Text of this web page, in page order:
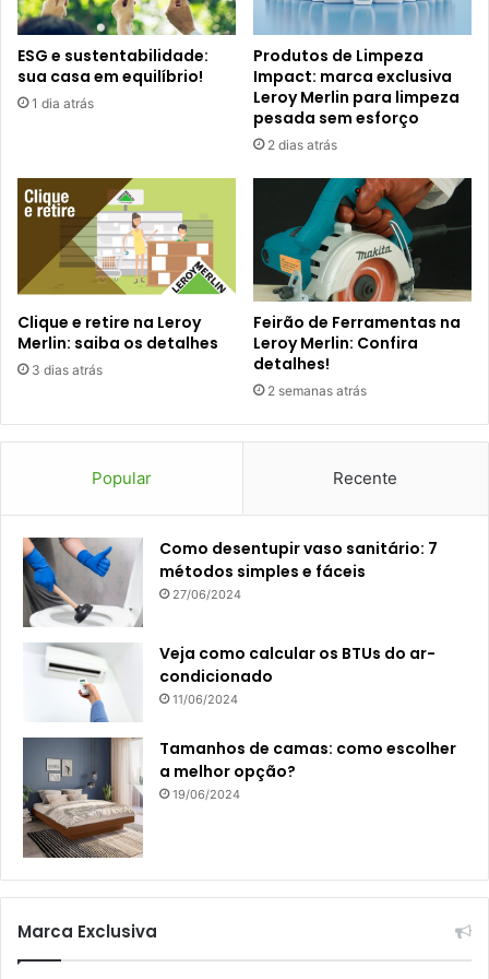
ESG e sustentabilidade:
sua casa em equilíbrio!
1 dia atrás
Produtos de Limpeza
Impact: marca exclusiva
Leroy Merlin para limpeza
pesada sem esforço
2 dias atrás
Clique e retire na Leroy
Merlin: saiba os detalhes
3 dias atrás
Feirão de Ferramentas na
Leroy Merlin: Confira
detalhes!
2 semanas atrás
Popular Recente
Como desentupir vaso sanitário: 7
métodos simples e fáceis
27/06/2024
Veja como calcular os BTUs do ar-
condicionado
11/06/2024
Tamanhos de camas: como escolher
a melhor opção?
19/06/2024
Marca Exclusiva